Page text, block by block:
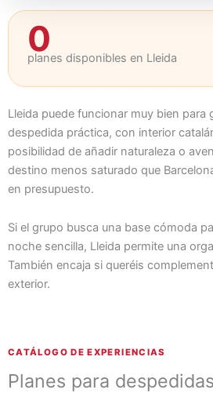
0
planes disponibles en Lleida
Lleida puede funcionar muy bien para
despedida práctica, con interior
posibilidad de añadir naturaleza o
destino menos saturado que
en presupuesto.
Si el grupo busca una base cómoda
noche sencilla, Lleida permite una
También encaja si queréis
exterior.
CATÁLOGO DE EXPERIENCIAS
Planes para